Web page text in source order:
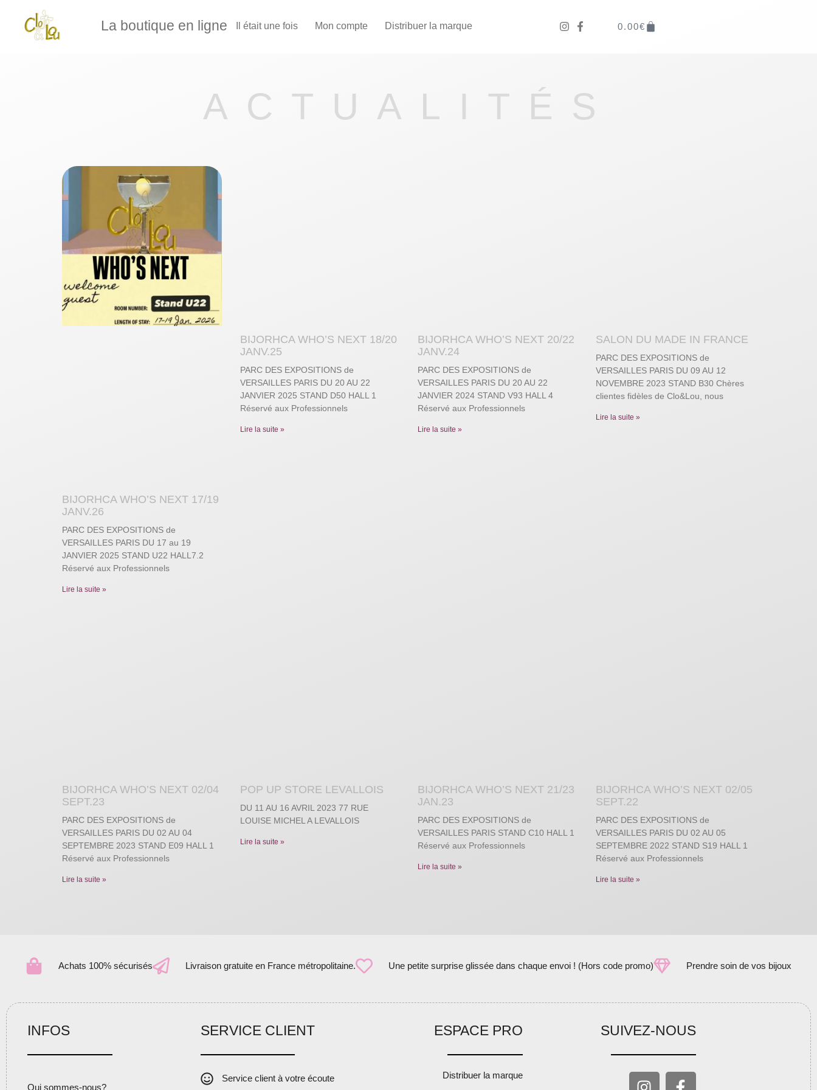
La boutique en ligne Il était une fois Mon compte Distribuer la marque 0.00€
ACTUALITÉS
BIJORHCA WHO’S NEXT 17/19
JANV.26
PARC DES EXPOSITIONS de
VERSAILLES PARIS DU 17 au 19
JANVIER 2025 STAND U22 HALL7.2
Réservé aux Professionnels
Lire la suite »
BIJORHCA WHO’S NEXT 18/20
JANV.25
PARC DES EXPOSITIONS de
VERSAILLES PARIS DU 20 AU 22
JANVIER 2025 STAND D50 HALL 1
Réservé aux Professionnels
Lire la suite »
BIJORHCA WHO’S NEXT 20/22
JANV.24
PARC DES EXPOSITIONS de
VERSAILLES PARIS DU 20 AU 22
JANVIER 2024 STAND V93 HALL 4
Réservé aux Professionnels
Lire la suite »
SALON DU MADE IN FRANCE
PARC DES EXPOSITIONS de
VERSAILLES PARIS DU 09 AU 12
NOVEMBRE 2023 STAND B30 Chères
clientes fidèles de Clo&Lou, nous
Lire la suite »
BIJORHCA WHO’S NEXT 02/04
SEPT.23
PARC DES EXPOSITIONS de
VERSAILLES PARIS DU 02 AU 04
SEPTEMBRE 2023 STAND E09 HALL 1
Réservé aux Professionnels
Lire la suite »
POP UP STORE LEVALLOIS
DU 11 AU 16 AVRIL 2023 77 RUE
LOUISE MICHEL A LEVALLOIS
Lire la suite »
BIJORHCA WHO’S NEXT 21/23
JAN.23
PARC DES EXPOSITIONS de
VERSAILLES PARIS STAND C10 HALL 1
Réservé aux Professionnels
Lire la suite »
BIJORHCA WHO’S NEXT 02/05
SEPT.22
PARC DES EXPOSITIONS de
VERSAILLES PARIS DU 02 AU 05
SEPTEMBRE 2022 STAND S19 HALL 1
Réservé aux Professionnels
Lire la suite »
Achats 100% sécurisés Livraison gratuite en France métropolitaine. Une petite surprise glissée dans chaque envoi ! (Hors code promo) Prendre soin de vos bijoux
INFOS
Qui sommes-nous?
SERVICE CLIENT
Service client à votre écoute
ESPACE PRO
Distribuer la marque
SUIVEZ-NOUS